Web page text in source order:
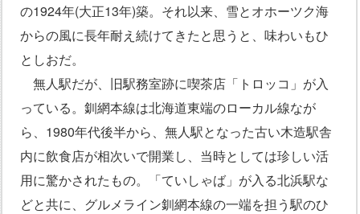
の1924年(大正13年)築。それ以来、雪とオホーツク海
からの風に長年耐え続けてきたと思うと、味わいもひ
としおだ。
無人駅だが、旧駅務室跡に喫茶店「トロッコ」が入
っている。釧網本線は北海道東端のローカル線なが
ら、1980年代後半から、無人駅となった古い木造駅舎
内に飲食店が相次いで開業し、当時としては珍しい活
用に驚かされたもの。「ていしゃば」が入る北浜駅な
どと共に、グルメライン釧網本線の一端を担う駅のひ